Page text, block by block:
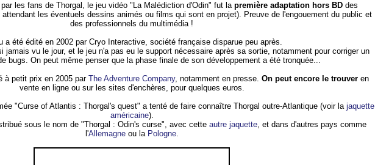
les fans de Thorgal, le jeu vidéo "La Malédiction d'Odin" fut la première adaptation hors BDdes
les éventuels dessins animés ou films qui sont en projet). Preuve de l'engouement du public et
des professionnels du multimédia !
a été édité en 2002 par Cryo Interactive, société française disparue peu après.
jamais vu le jour, et le jeu n'a pas eu le support nécessaire après sa sortie, notamment pour corriger un
bugs. On peut même penser que la phase finale de son développement a été tronquée...
à petit prix en 2005 par The Adventure Company, notamment en presse. On peut encore le trouveren
vente en ligne ou sur les sites d'enchères, pour quelques euros.
"Curse of Atlantis : Thorgal's quest" a tenté de faire connaître Thorgal outre-Atlantique (voir la jaquette
américaine).
sous le nom de "Thorgal : Odin's curse", avec cette autre jaquette, et dans d'autres pays comme
l'Allemagneou la Pologne.